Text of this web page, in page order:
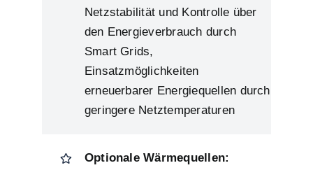
Netzstabilität und Kontrolle über
den Energieverbrauch durch
Smart Grids,
Einsatzmöglichkeiten
erneuerbarer Energiequellen durch
geringere Netztemperaturen
Optionale Wärmequellen: